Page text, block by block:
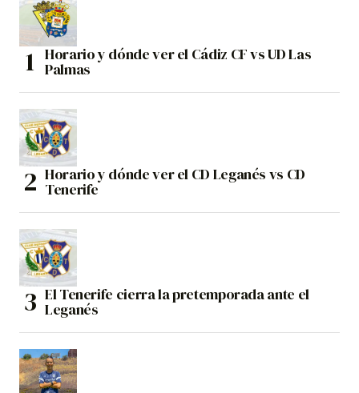
Horario y dónde ver el Cádiz CF vs UD Las
Palmas
Horario y dónde ver el CD Leganés vs CD
Tenerife
El Tenerife cierra la pretemporada ante el
Leganés